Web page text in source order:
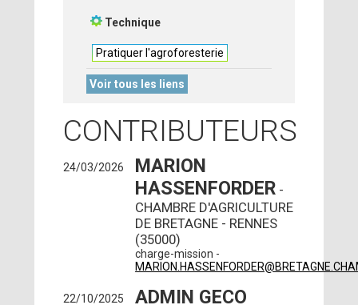
Technique
Pratiquer l'agroforesterie
Voir tous les liens
CONTRIBUTEURS
24/03/2026
MARION
HASSENFORDER -
CHAMBRE D'AGRICULTURE
DE BRETAGNE - RENNES
(35000)
charge-mission -
22/10/2025 ADMIN GECO